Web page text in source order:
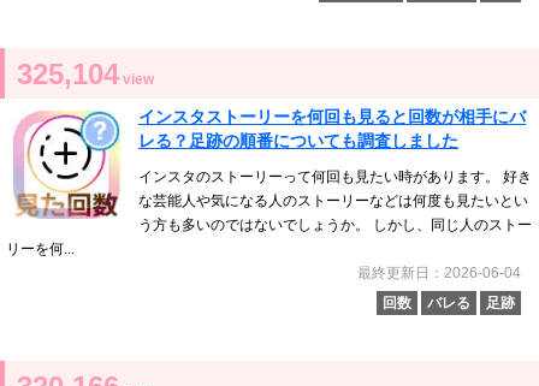
325,104 view
インスタストーリーを何回も見ると回数が相手にバ
レる？足跡の順番についても調査しました
インスタのストーリーって何回も見たい時があります。 好き
な芸能人や気になる人のストーリーなどは何度も見たいとい
う方も多いのではないでしょうか。 しかし、同じ人のストー
リーを何...
最終更新日：2026-06-04
回数
バレる 足跡